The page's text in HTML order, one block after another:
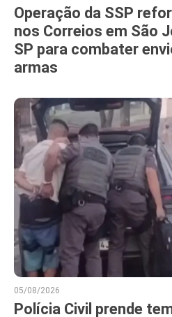
Operação da SSP
nos Correios em São
SP para combater
armas
05/08/2026
Polícia Civil prende